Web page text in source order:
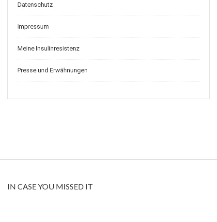
Datenschutz
Impressum
Meine Insulinresistenz
Presse und Erwähnungen
IN CASE YOU MISSED IT